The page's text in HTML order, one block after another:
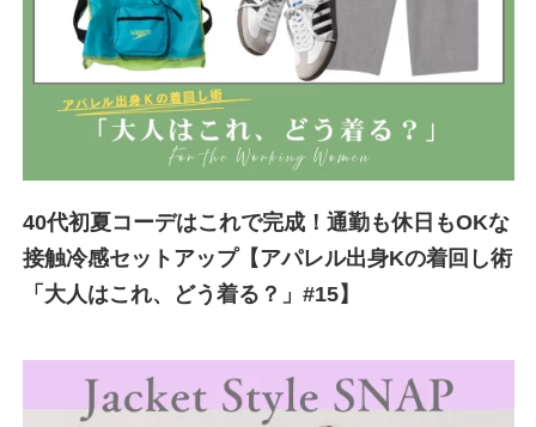
40代初夏コーデはこれで完成！通勤も休日もOKな
接触冷感セットアップ【アパレル出身Kの着回し術
「大人はこれ、どう着る？」#15】